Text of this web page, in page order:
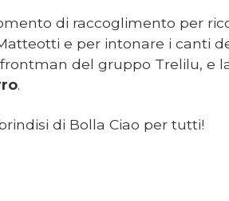
di raccoglimento per
e per intonare i canti
frontman del gruppo Trelilu, e
.
di Bolla Ciao per tutti!